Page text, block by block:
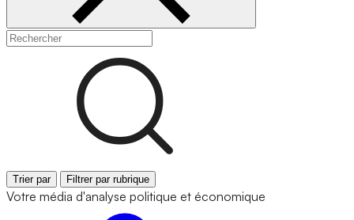
Trier par Filtrer par rubrique
Votre média d'analyse politique et économique